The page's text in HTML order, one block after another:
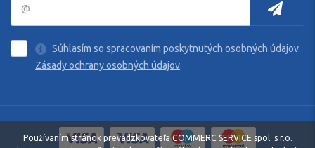
Súhlasím so spracovaním poskytnutých osobných údajov.
Zásady ochrany osobných údajov.
Používaním stránok prevádzkovateľa COMMERC SERVICE spol. s r.o.